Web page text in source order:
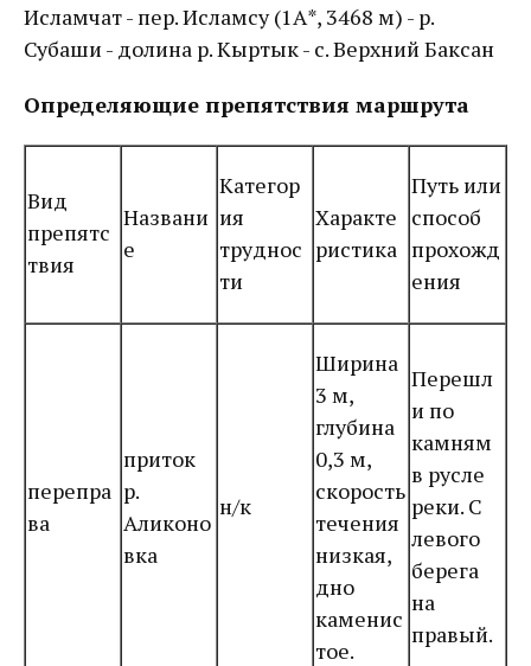
Исламчат - пер. Исламсу (1А*, 3468 м) - р.
Субаши - долина р. Кыртык - с. Верхний Баксан
Определяющие препятствия маршрута
Вид
препятс
твия
Названи
е
Категор
ия
труднос
ти
Характе
ристика
Путь или
способ
прохожд
ения
перепра
ва
приток
р.
Аликоно
вка
н/к
Ширина
3 м,
глубина
0,3 м,
скорость
течения
низкая,
дно
каменис
тое.
Перешл
и по
камням
в русле
реки. С
левого
берега
на
правый.